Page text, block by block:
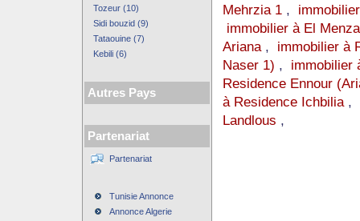
Tozeur (10)
Sidi bouzid (9)
Tataouine (7)
Kebili (6)
Autres Pays
Partenariat
Partenariat
Tunisie Annonce
Annonce Algerie
Mehrzia 1,
immobilier à El
Ariana, immobilier à
Naser 1) , immobilier
Residence Ennour
à Residence Ichbilia,
Landlous ,